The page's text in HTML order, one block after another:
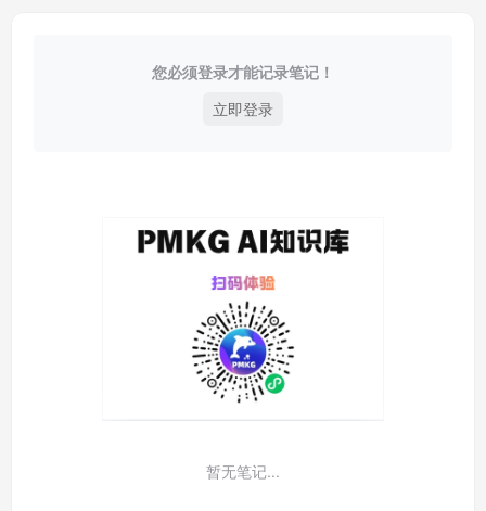
您必须登录才能记录笔记！
立即登录
暂无笔记...